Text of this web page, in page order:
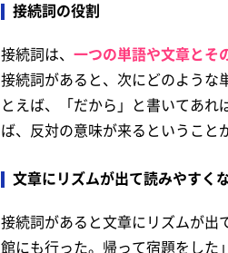
接続詞の役割
接続詞は、 一つの単語や文章とそ
接続詞があると、次にどのような
とえば、「だから」と書いてあ
ば、反対の意味が来るということ
文章にリズムが出て読みやすく
接続詞があると文章にリズムが出て
館にも行った。帰って宿題をした